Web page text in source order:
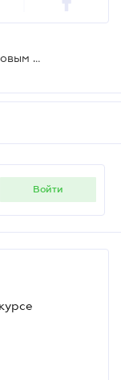
Сроки составления РК к сводным налоговым накладным при распределении НДС
войти